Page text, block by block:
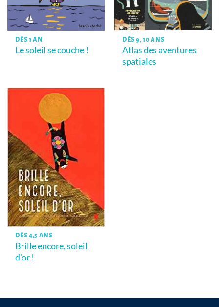
DÈS 1 AN
Le soleil se couche !
DÈS 9, 10 ANS
Atlas des aventures
spatiales
DÈS 4,5 ANS
Brille encore, soleil
d’or !